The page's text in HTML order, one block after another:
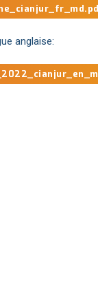
anglaise: